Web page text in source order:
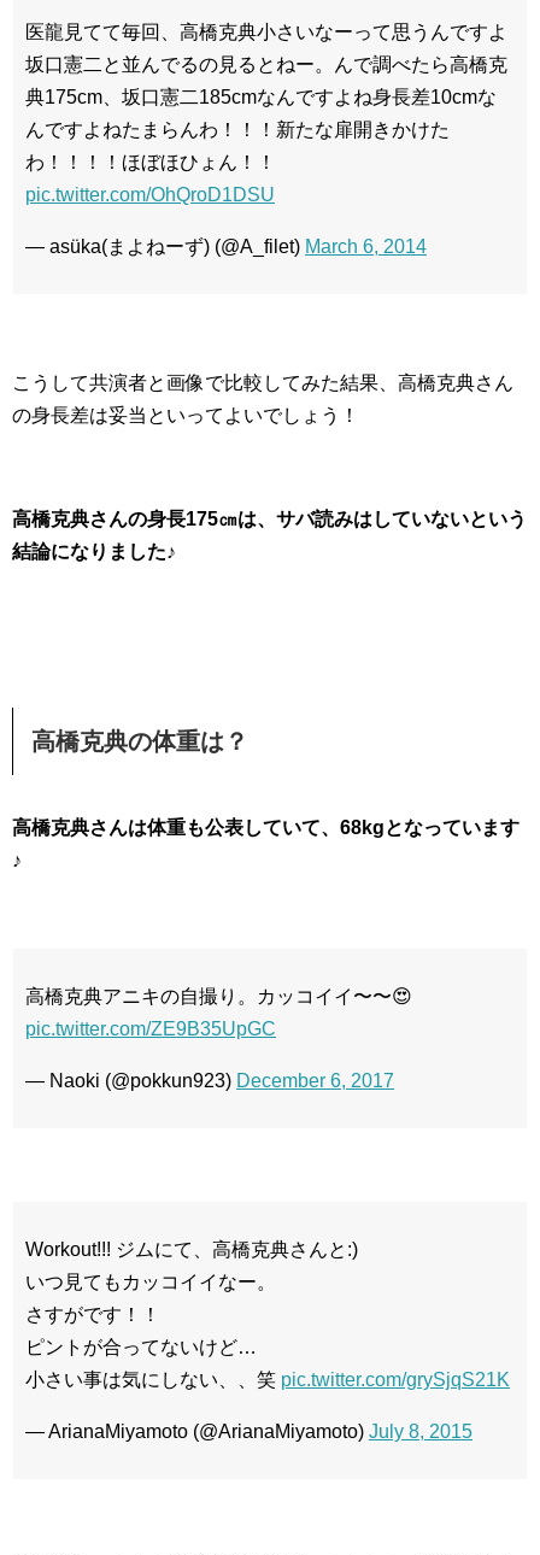
医龍見てて毎回、高橋克典小さいなーって思うんですよ
坂口憲二と並んでるの見るとねー。んで調べたら高橋克
典175cm、坂口憲二185cmなんですよね身長差10cmな
んですよねたまらんわ！！！新たな扉開きかけた
わ！！！！ほぼほひょん！！
pic.twitter.com/OhQroD1DSU
— asüka(まよねーず) (@A_filet) March 6, 2014
こうして共演者と画像で比較してみた結果、高橋克典さん
の身長差は妥当といってよいでしょう！
高橋克典さんの身長175㎝は、サバ読みはしていないという
結論になりました♪
高橋克典の体重は？
高橋克典さんは体重も公表していて、68kgとなっています
♪
高橋克典アニキの自撮り。カッコイイ〜〜😍
pic.twitter.com/ZE9B35UpGC
— Naoki (@pokkun923) December 6, 2017
Workout!!! ジムにて、高橋克典さんと:)
いつ見てもカッコイイなー。
さすがです！！
ピントが合ってないけど…
小さい事は気にしない、、笑 pic.twitter.com/grySjqS21K
— ArianaMiyamoto (@ArianaMiyamoto) July 8, 2015